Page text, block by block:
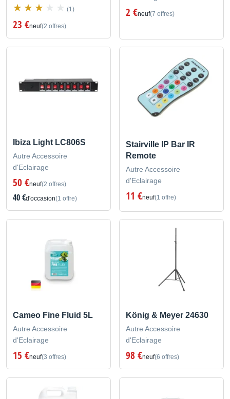
(1)
23 €neuf(2 offres)
2 €neuf(7 offres)
Ibiza Light LC806S
Autre Accessoire
d'Eclairage
50 €neuf(2 offres)
40 €d'occasion(1 offre)
Stairville IP Bar IR
Remote
Autre Accessoire
d'Eclairage
11 €neuf(1 offre)
Cameo Fine Fluid 5L
Autre Accessoire
d'Eclairage
15 €neuf(3 offres)
König & Meyer 24630
Autre Accessoire
d'Eclairage
98 €neuf(6 offres)